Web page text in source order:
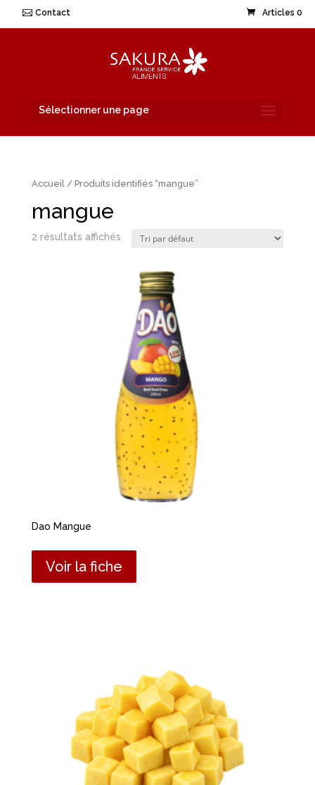
Contact Articles 0
Sélectionner une page
Accueil/ Produits identifiés “mangue”
mangue
2 résultats affichés
Dao Mangue
Voir la fiche